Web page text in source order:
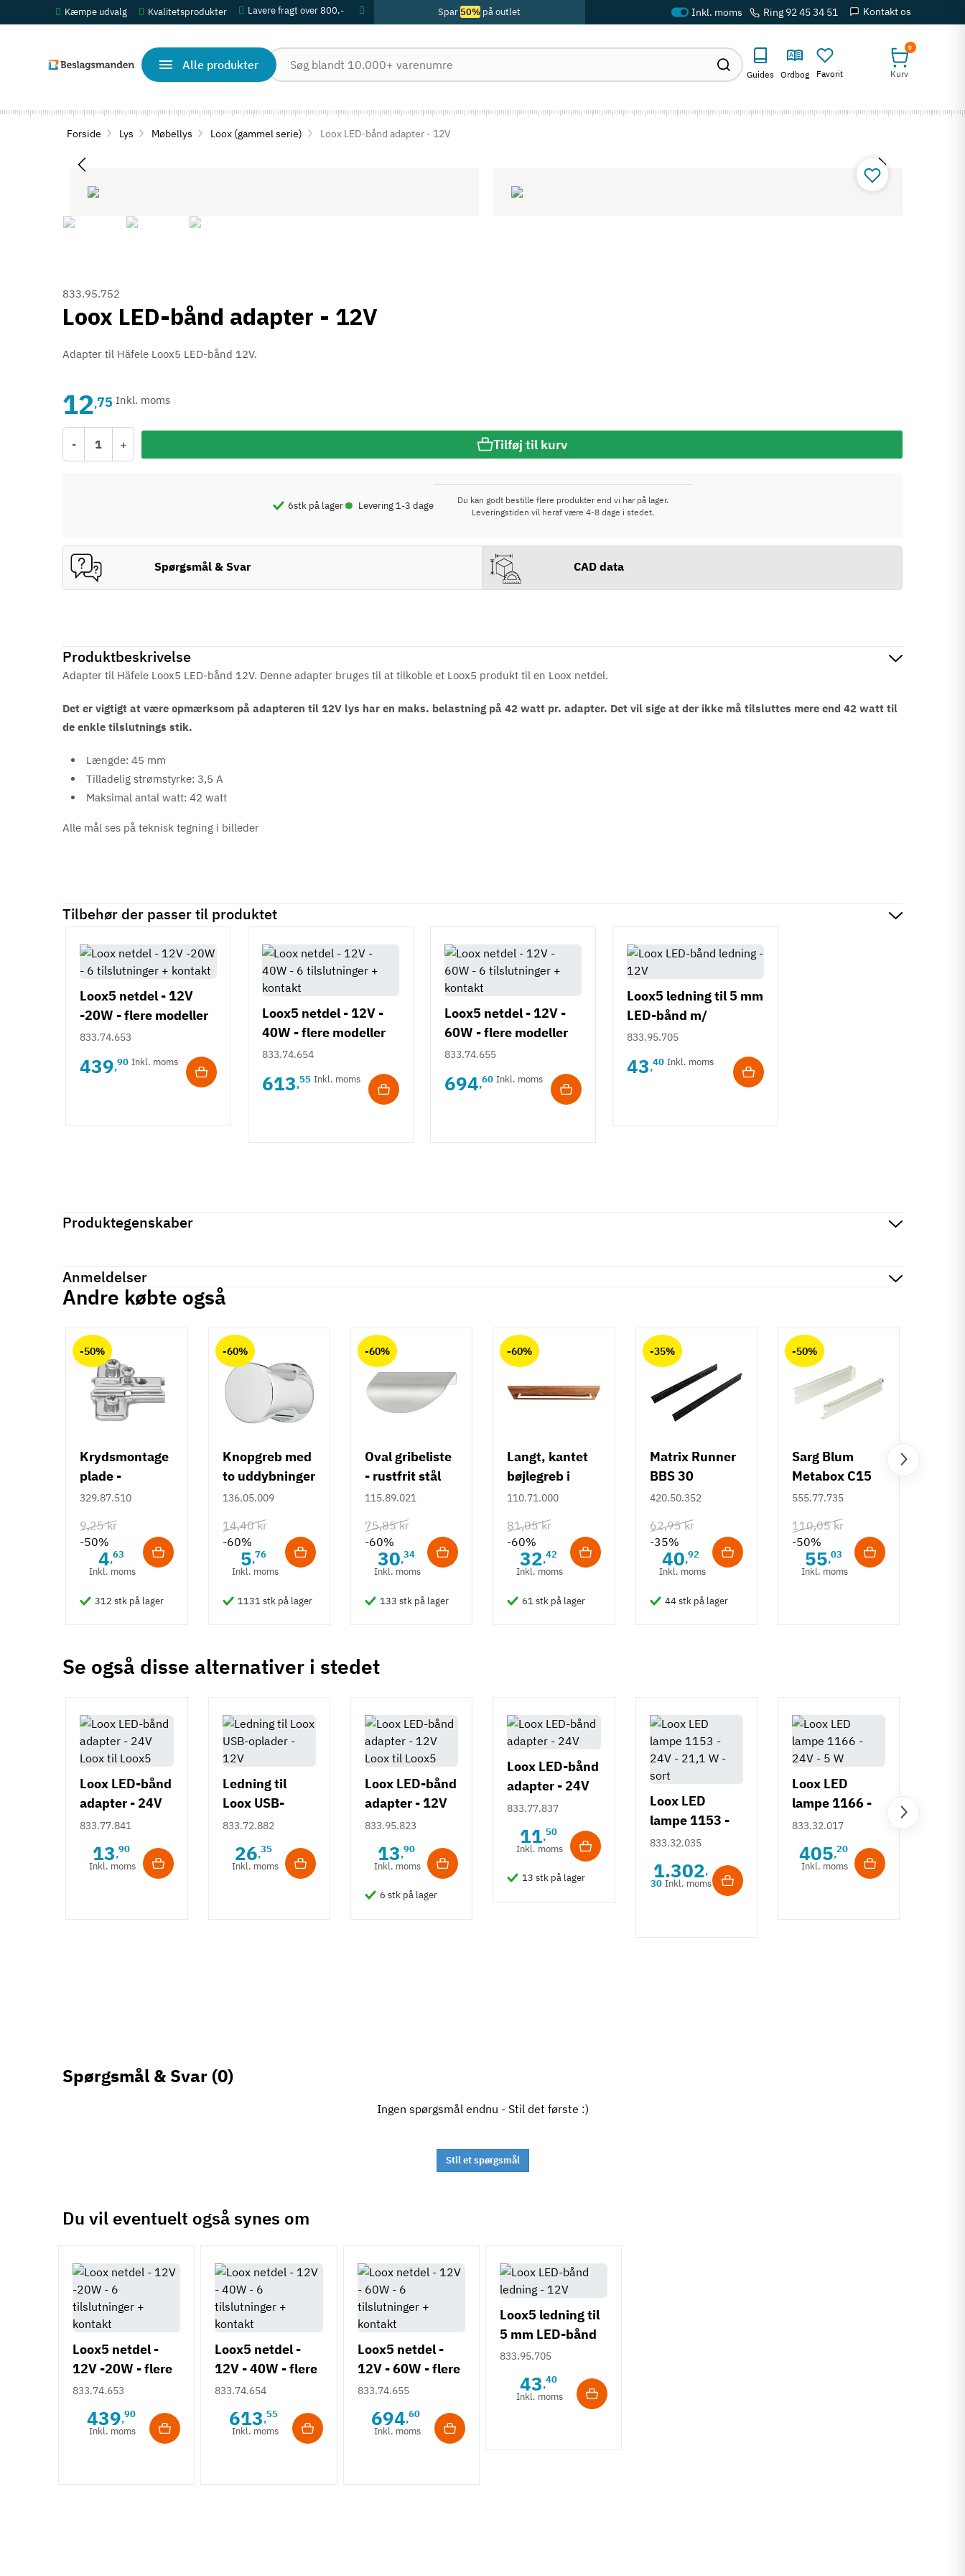
Kæmpe udvalg Kvalitetsprodukter Lavere fragt over 800,- Spar 50% på outlet Ring 92 45 34 51 Kontakt os
Alle produkter
Guides Ordbog Favorit
0
Kurv
Forside Lys Møbellys Loox (gammel serie) Loox LED-bånd adapter - 12V
Produktbeskrivelse
Adapter til Häfele Loox5 LED-bånd 12V. Denne adapter bruges til at tilkoble et Loox5 produkt til en Loox netdel.
Det er vigtigt at være opmærksom på adapteren til 12V lys har en maks. belastning på 42 watt pr. adapter. Det vil sige at der ikke må tilsluttes mere end 42 watt til
de enkle tilslutnings stik.
Længde: 45 mm
Tilladelig strømstyrke: 3,5 A
Maksimal antal watt: 42 watt
Alle mål ses på teknisk tegning i billeder
Tilbehør der passer til produktet
Loox5 netdel - 12V
-20W - flere modeller
833.74.653
439,90 Inkl. moms
Loox5 netdel - 12V -
40W - flere modeller
833.74.654
613,55 Inkl. moms
Loox5 netdel - 12V -
60W - flere modeller
833.74.655
694,60 Inkl. moms
Loox5 ledning til 5 mm
LED-bånd m/
monokromt lys - 12V
833.95.705
43,40 Inkl. moms
Produktegenskaber
På lager 6 Varer
Produktinformation
System
12V
Tilstand Ny
Anmeldelser
833.95.752
Loox LED-bånd adapter - 12V
Adapter til Häfele Loox5 LED-bånd 12V.
12,75 Inkl. moms
- + Tilføj til kurv
6stk på lager• Levering 1-3 dage
Du kan godt bestille flere produkter end vi har på lager.
Leveringstiden vil heraf være 4-8 dage i stedet.
Spørgsmål & Svar CAD data
Andre købte også
-50%
Krydsmontage
plade -
Duomatic SL -
329.87.510
9,25 kr
-50%
4,63
Inkl. moms
312 stk på lager
-60%
Knopgreb med
to uddybninger
- rustfrit stål
136.05.009
14,40 kr
-60%
5,76
Inkl. moms
1131 stk på lager
-60%
Oval gribeliste
- rustfrit stål
115.89.021
75,85 kr
-60%
30,34
Inkl. moms
133 stk på lager
-60%
Langt, kantet
bøjlegreb i
rustfrit stål m/
- 490 mm
110.71.000
81,05 kr
-60%
32,42
Inkl. moms
61 stk på lager
-35%
Matrix Runner
BBS 30
kugleudtræk -
420.50.352
62,95 kr
-35%
40,92
Inkl. moms
44 stk på lager
-50%
Sarg Blum
Metabox C15
320 M - højde
555.77.735
110,05 kr
-50%
55,03
Inkl. moms
Se også disse alternativer i stedet
Loox LED-bånd
adapter - 24V
Loox til Loox5
833.77.841
13,90
Inkl. moms
Ledning til
Loox USB-
oplader - 12V
833.72.882
26,35
Inkl. moms
Loox LED-bånd
adapter - 12V
Loox til Loox5
833.95.823
13,90
Inkl. moms
6 stk på lager
Loox LED-bånd
adapter - 24V
833.77.837
11,50
Inkl. moms
13 stk på lager
Loox LED
lampe 1153 -
24V - 21,1 W -
833.32.035
1.302,
30 Inkl. moms
Loox LED
lampe 1166 -
24V - 5 W
833.32.017
405,20
Inkl. moms
Spørgsmål & Svar(0)
Ingen spørgsmål endnu - Stil det første :)
Stil et spørgsmål
Du vil eventuelt også synes om
Loox5 netdel -
12V -20W - flere
modeller
833.74.653
439,90
Inkl. moms
Loox5 netdel -
12V - 40W - flere
modeller
833.74.654
613,55
Inkl. moms
Loox5 netdel -
12V - 60W - flere
modeller
833.74.655
694,60
Inkl. moms
Loox5 ledning til
5 mm LED-bånd
m/ monokromt
lys - 12V
833.95.705
43,40
Inkl. moms